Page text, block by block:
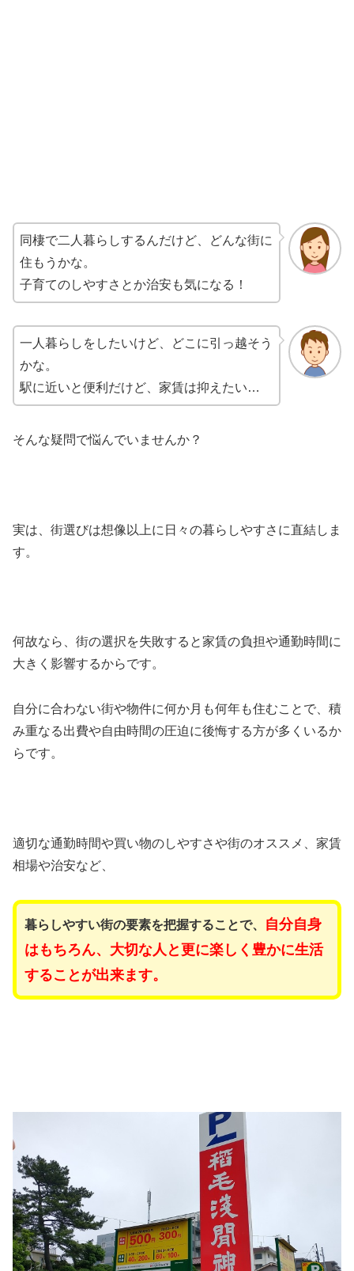
同棲で二人暮らしするんだけど、どんな街に
住もうかな。
子育てのしやすさとか治安も気になる！
一人暮らしをしたいけど、どこに引っ越そう
かな。
駅に近いと便利だけど、家賃は抑えたい…
そんな疑問で悩んでいませんか？
実は、街選びは想像以上に日々の暮らしやすさに直結しま
す。
何故なら、街の選択を失敗すると家賃の負担や通勤時間に
大きく影響するからです。
自分に合わない街や物件に何か月も何年も住むことで、積
み重なる出費や自由時間の圧迫に後悔する方が多くいるか
らです。
適切な通勤時間や買い物のしやすさや街のオススメ、家賃
相場や治安など、
暮らしやすい街の要素を把握することで、
自分自身
はもちろん、大切な人と更に楽しく豊かに生活
することが出来ます。